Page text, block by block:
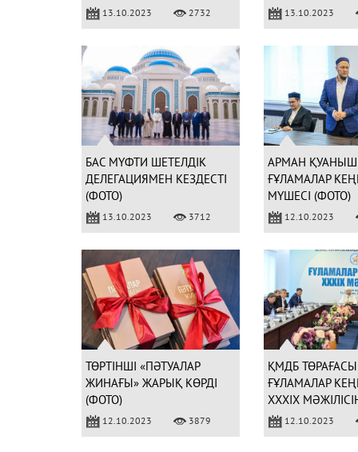
13.10.2023 2732 13.10.2023
БАС МҮФТИ ШЕТЕЛДІК
ДЕЛЕГАЦИЯМЕН КЕЗДЕСТІ
(ФОТО)
13.10.2023 3712
АРМАН
ҒҰЛАМАЛАР
МҮШЕСІ (ФОТО)
12.10.2023
ТӨРТІНШІ «ПӘТУАЛАР
ЖИНАҒЫ» ЖАРЫҚ КӨРДІ
(ФОТО)
12.10.2023 3879
ҚМДБ ТӨРАҒАСЫ
ҒҰЛАМАЛАР
XXXIX
12.10.2023